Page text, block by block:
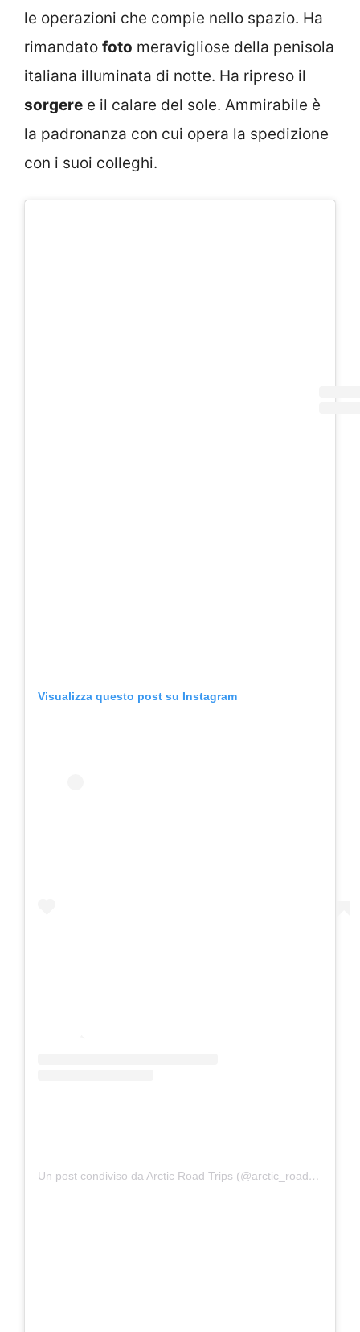
le operazioni che compie nello spazio. Ha
rimandato foto meravigliose della penisola
italiana illuminata di notte. Ha ripreso il
sorgere e il calare del sole. Ammirabile è
la padronanza con cui opera la spedizione
con i suoi colleghi.
Visualizza questo post su Instagram
Un post condiviso da Arctic Road Trips (@arctic_road_trips)